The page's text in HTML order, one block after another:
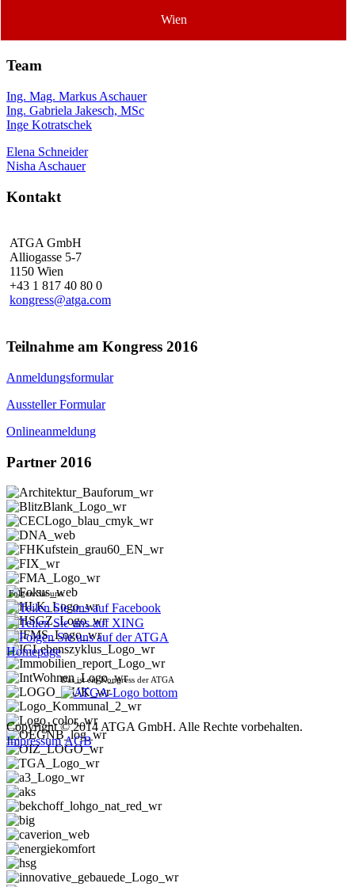
Wien
Team
Ing. Mag. Markus Aschauer
Ing. Gabriela Jakesch, MSc
Inge Kotratschek
Elena Schneider
Nisha Aschauer
Kontakt
ATGA GmbH
Alliogasse 5-7
1150 Wien
+43 1 817 40 80 0
kongress@atga.com
Teilnahme am Kongress 2016
Anmeldungsformular
Aussteller Formular
Onlineanmeldung
Partner 2016
Folgen Sie uns:
Das ist ein Kongress der ATGA
Copyright © 2014 ATGA GmbH. Alle Rechte vorbehalten.
Impressum AGB